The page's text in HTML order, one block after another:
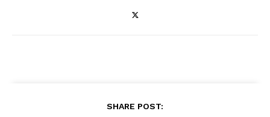
SHARE POST: